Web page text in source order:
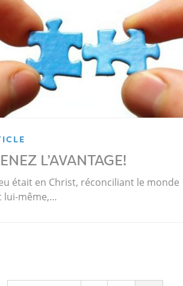
L’AVANTAGE!
était en Christ, réconciliant le monde
lui-même,…